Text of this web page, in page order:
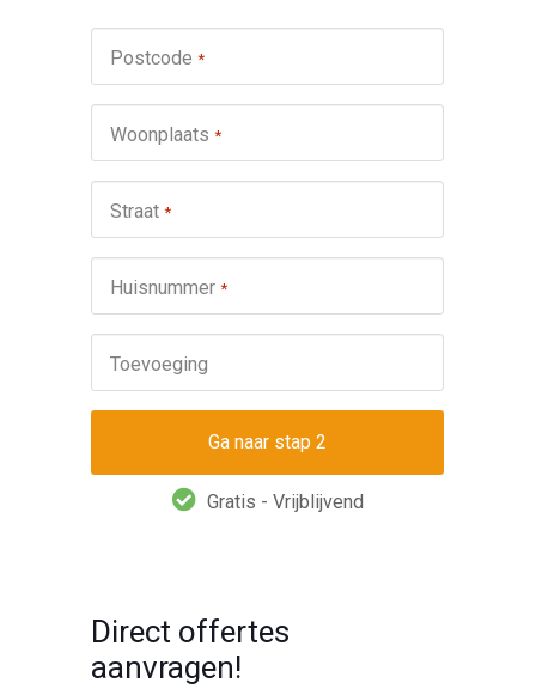
Postcode *
Woonplaats *
Straat *
Huisnummer *
Toevoeging
Gratis - Vrijblijvend
Direct offertes
aanvragen!